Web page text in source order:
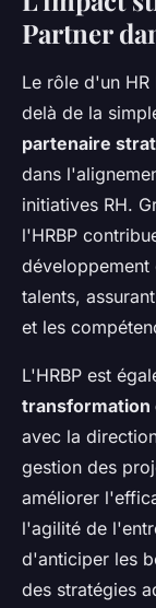
Partner
Le rôle d'un HR
delà de la
partenaire
dans
initiatives RH.
l'HRBP
développement
talents,
et les
L'HRBP est
transformation
avec la
gestion des
améliorer
l'agilité de
d'anticiper les
des stratégies